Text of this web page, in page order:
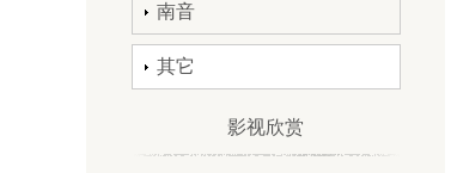
南音
其它
影视欣赏